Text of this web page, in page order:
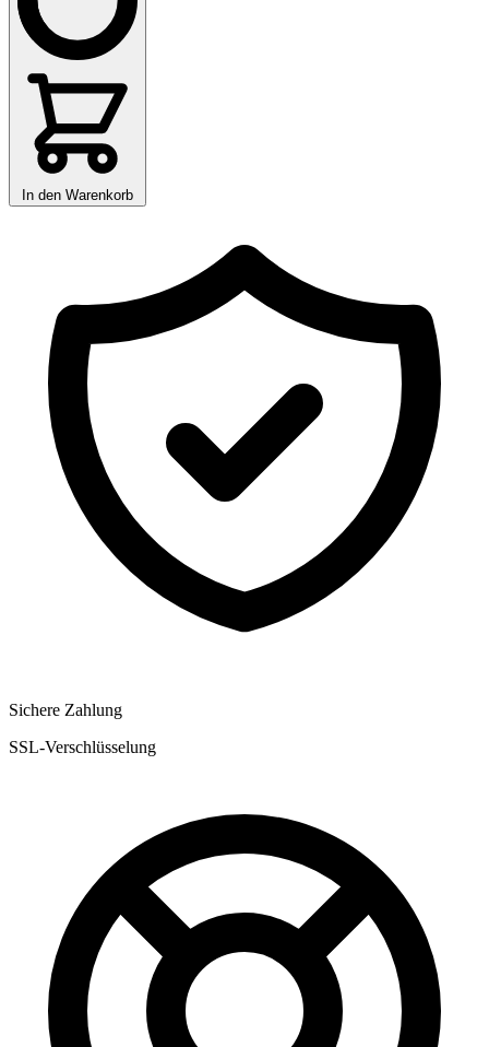
In den Warenkorb
Sichere Zahlung
SSL-Verschlüsselung